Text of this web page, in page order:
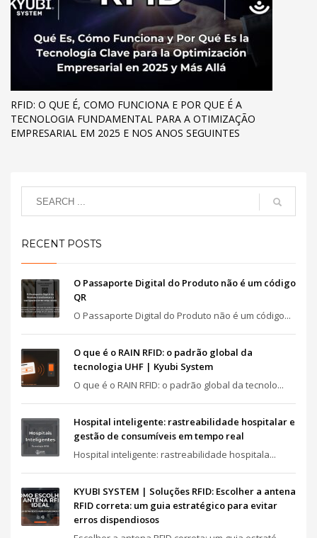
RFID: O QUE É, COMO FUNCIONA E POR QUE É A
TECNOLOGIA FUNDAMENTAL PARA A OTIMIZAÇÃO
EMPRESARIAL EM 2025 E NOS ANOS SEGUINTES
RECENT POSTS
O Passaporte Digital do Produto não é um código
QR
O Passaporte Digital do Produto não é um código...
O que é o RAIN RFID: o padrão global da
tecnologia UHF | Kyubi System
O que é o RAIN RFID: o padrão global da tecnolo...
Hospital inteligente: rastreabilidade hospitalar e
gestão de consumíveis em tempo real
Hospital inteligente: rastreabilidade hospitala...
KYUBI SYSTEM | Soluções RFID: Escolher a antena
RFID correta: um guia estratégico para evitar
erros dispendiosos